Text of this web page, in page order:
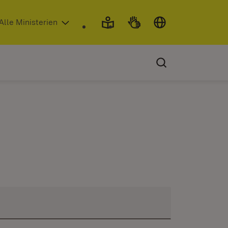
neuem Fenster)
Ministerien